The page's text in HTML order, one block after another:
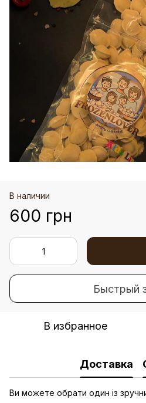
В наличии
600 грн
Быстрый
В избранное
Доставка
Ви можете обрати один із